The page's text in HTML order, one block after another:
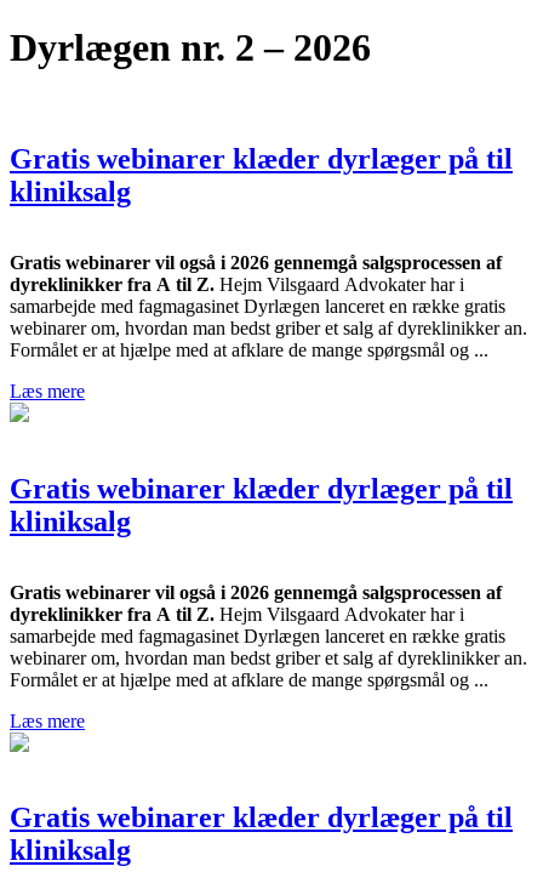
Dyrlægen nr. 2 – 2026
Gratis webinarer klæder dyrlæger på til
kliniksalg
Gratis webinarer vil også i 2026 gennemgå salgsprocessen af
dyreklinikker fra A til Z.
samarbejde med fagmagasinet Dyrlægen lanceret en række gratis
webinarer om, hvordan man bedst griber et salg af dyreklinikker an.
Formålet er at hjælpe med at afklare de mange spørgsmål og ...
Læs mere
Gratis webinarer klæder dyrlæger på til
kliniksalg
Gratis webinarer vil også i 2026 gennemgå salgsprocessen af
dyreklinikker fra A til Z.
samarbejde med fagmagasinet Dyrlægen lanceret en række gratis
webinarer om, hvordan man bedst griber et salg af dyreklinikker an.
Formålet er at hjælpe med at afklare de mange spørgsmål og ...
Læs mere
Gratis webinarer klæder dyrlæger på til
kliniksalg